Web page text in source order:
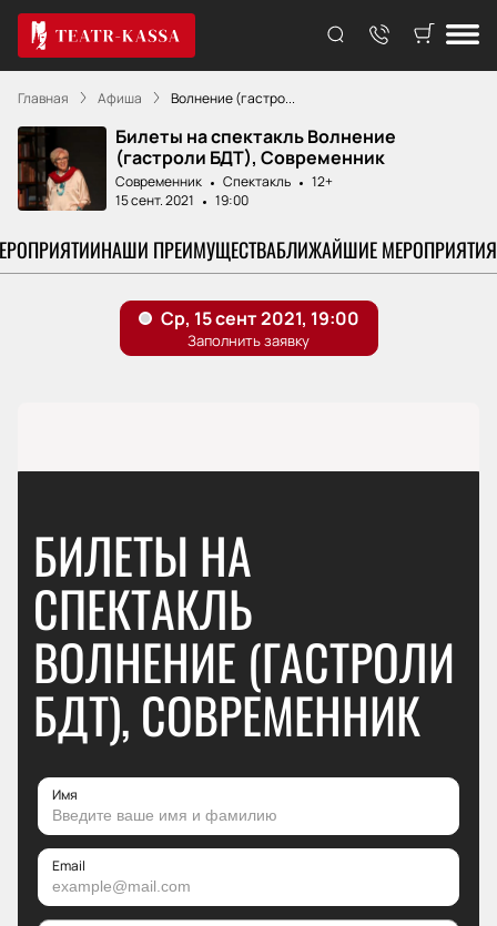
Главная Афиша Волнение (гастро...
Билеты на спектакль Волнение
(гастроли БДТ), Современник
Современник Спектакль
12+
15 сент. 2021
19:00
НАШИ ПРЕИМУЩЕСТВАБЛИЖАЙШИЕ МЕРОПРИЯТИЯ
БИЛЕТЫ НА
СПЕКТАКЛЬ
ВОЛНЕНИЕ (ГАСТРОЛИ
БДТ), СОВРЕМЕННИК
Имя
Email